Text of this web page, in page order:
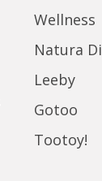
Wellness
Natura
Leeby
Gotoo
Tootoy!